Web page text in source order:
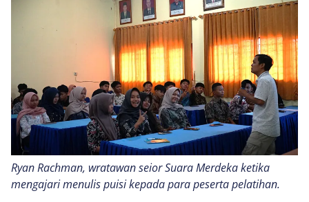
Ryan Rachman, wratawan seior Suara Merdeka ketika
mengajari menulis puisi kepada para peserta pelatihan.